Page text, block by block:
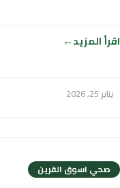
اقرأ المزيد
يناير 25, 2026
صحي اسوق القرين